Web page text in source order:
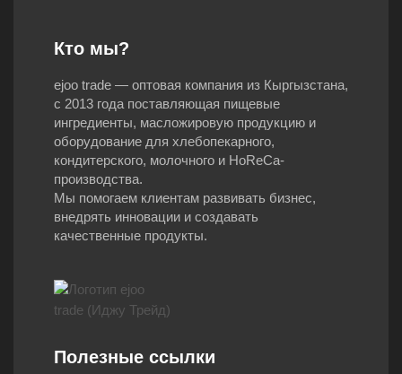
Кто мы?
ejoo trade — оптовая компания из Кыргызстана,
с 2013 года поставляющая пищевые
ингредиенты, масложировую продукцию и
оборудование для хлебопекарного,
кондитерского, молочного и HoReCa-
производства.
Мы помогаем клиентам развивать бизнес,
внедрять инновации и создавать
качественные продукты.
Полезные ссылки